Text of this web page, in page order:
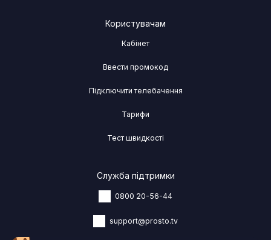
Користувачам
Кабінет
Ввести промокод
Підключити телебачення
Тарифи
Тест швидкості
Служба підтримки
0800 20-56-44
support@prosto.tv